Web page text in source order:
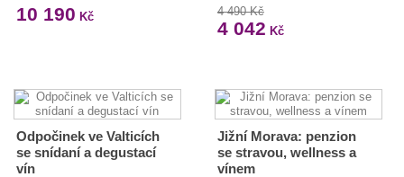
10 190 Kč 4 490 Kč
4 042 Kč
Odpočinek ve Valticích
se snídaní a degustací
vín
Jižní Morava: penzion
se stravou, wellness a
vínem